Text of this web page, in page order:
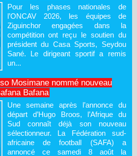
Pour les phases nationales de
l’ONCAV 2026, les équipes de
Ziguinchor engagées dans la
compétition ont reçu le soutien du
président du Casa Sports, Seydou
Sané. Le dirigeant sportif a remis
un...
Mosimane nommé nouveau
Bafana
Une semaine après l’annonce du
départ d’Hugo Broos, l’Afrique du
Sud connaît déjà son nouveau
sélectionneur. La Fédération sud-
africaine de football (SAFA) a
annoncé ce samedi 8 août la